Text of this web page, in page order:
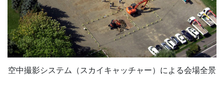
空中撮影システム（スカイキャッチャー）による会場全景